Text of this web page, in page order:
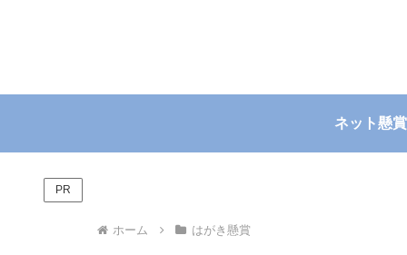
ネット懸賞
PR
ホーム はがき懸賞